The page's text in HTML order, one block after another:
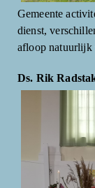
Gemeente
dienst,
afloop natuurlijk
Ds. Rik